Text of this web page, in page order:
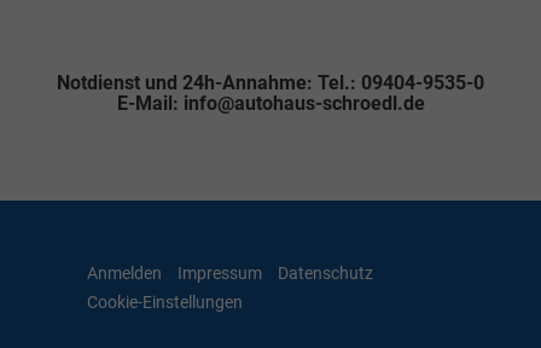
Notdienst und 24h-Annahme: Tel.: 09404-9535-0
E-Mail: info@autohaus-schroedl.de
Anmelden Impressum
Datenschutz
Cookie-Einstellungen